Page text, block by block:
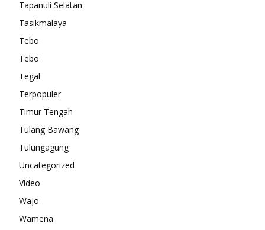
Tapanuli Selatan
Tasikmalaya
Tebo
Tebo
Tegal
Terpopuler
Timur Tengah
Tulang Bawang
Tulungagung
Uncategorized
Video
Wajo
Wamena